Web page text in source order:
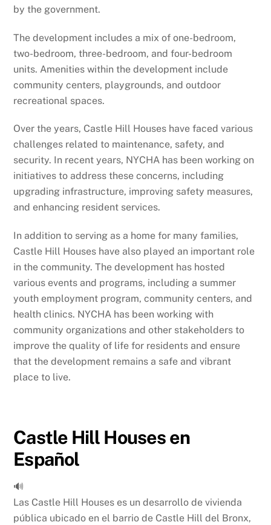
by the government.
The development includes a mix of one-bedroom,
two-bedroom, three-bedroom, and four-bedroom
units. Amenities within the development include
community centers, playgrounds, and outdoor
recreational spaces.
Over the years, Castle Hill Houses have faced various
challenges related to maintenance, safety, and
security. In recent years, NYCHA has been working on
initiatives to address these concerns, including
upgrading infrastructure, improving safety measures,
and enhancing resident services.
In addition to serving as a home for many families,
Castle Hill Houses have also played an important role
in the community. The development has hosted
various events and programs, including a summer
youth employment program, community centers, and
health clinics. NYCHA has been working with
community organizations and other stakeholders to
improve the quality of life for residents and ensure
that the development remains a safe and vibrant
place to live.
Castle Hill Houses en
Español
🔊
Las Castle Hill Houses es un desarrollo de vivienda
pública ubicado en el barrio de Castle Hill del Bronx,